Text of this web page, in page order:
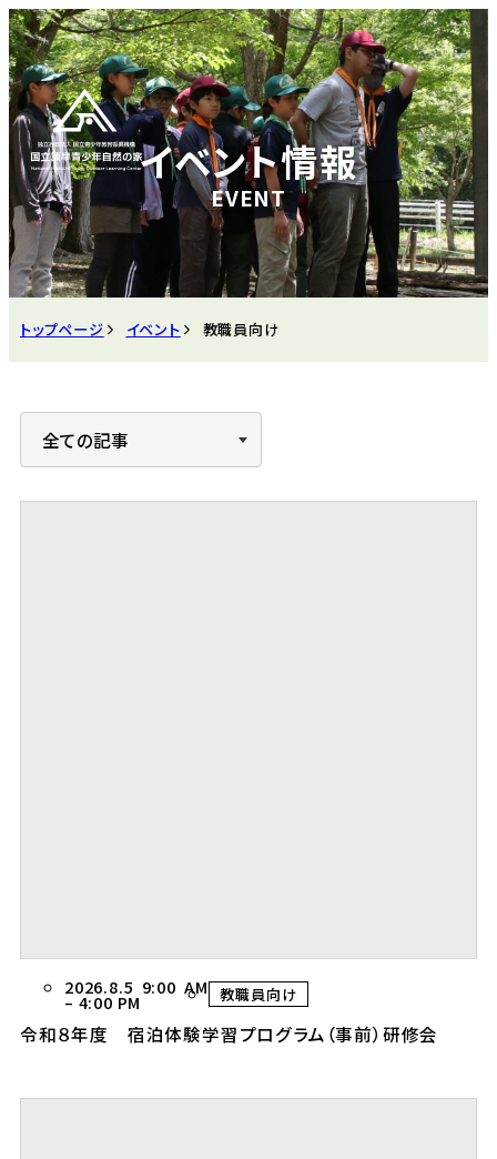
イベント情報
トップページ イベント 教職員向け
2026.8.5 9:00 AM
–4:00 PM 教職員向け
令和８年度 宿泊体験学習プログラム（事前）研修会